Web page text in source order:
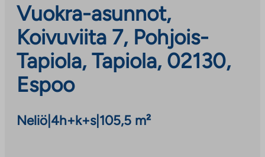
Vuokra-asunnot,
Koivuviita 7, Pohjois-
Tapiola, Tapiola, 02130,
Espoo
Neliö 4h+k+s| 105,5 m²